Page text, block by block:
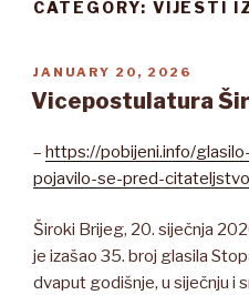
CATEGORY: VIJESTI
POSTED
ON
JANUARY 20, 2026
Vicepostulatura
– https://pobijeni.info/
pojavilo-se-pred-
Široki Brijeg, 20. siječnja
je izašao 35. broj glasila
dvaput godišnje, u siječnju i